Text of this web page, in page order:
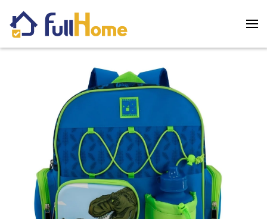
Skip to main content